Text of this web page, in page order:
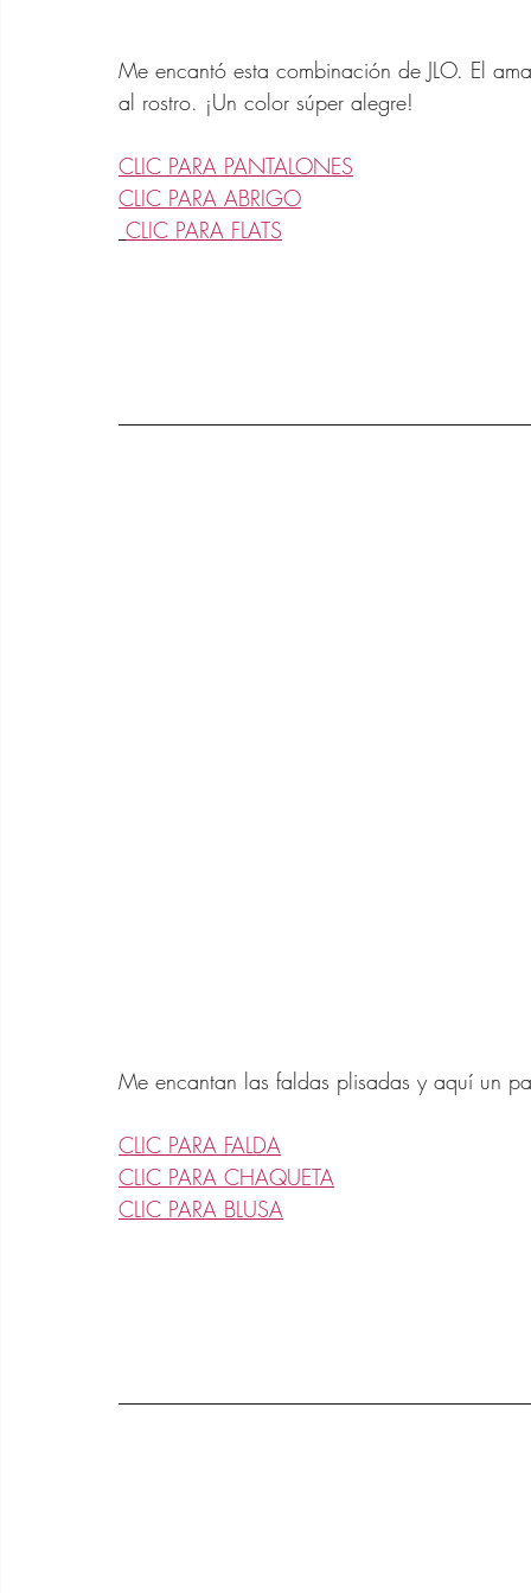
Me encantó esta combinación de JLO. El
al rostro. ¡Un color súper alegre!
CLIC PARA PANTALONES
CLIC PARA ABRIGO
CLIC PARA FLATS
Me encantan las faldas plisadas y aquí un
CLIC PARA FALDA
CLIC PARA CHAQUETA
CLIC PARA BLUSA